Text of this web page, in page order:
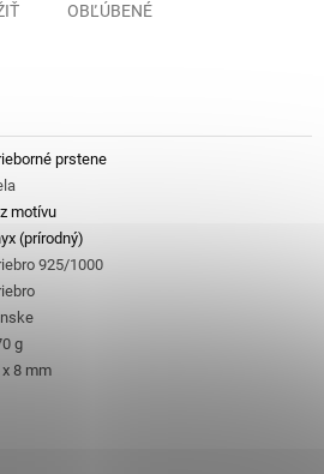
OBĽÚBENÉ
prstene
motívu
(prírodný)
925/1000
g
x 8 mm